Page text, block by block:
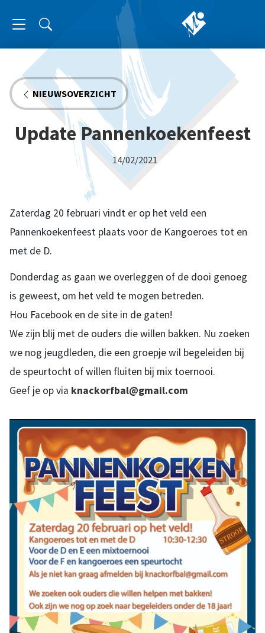
NIEUWSOVERZICHT
Update Pannenkoekenfeest
14/02/2021
Zaterdag 20 februari vindt er op het veld een
Pannenkoekenfeest plaats voor de Kangoeroes tot en
met de D.
Donderdag as gaan we overleggen of de dooi genoeg
is geweest, om het veld te mogen betreden.
Hou Facebook en de site in de gaten!
We zijn blij met de ouders die willen bakken. Nu zoeken
we nog jeugdleden, die een groepje wil begeleiden bij
de speurtocht of willen fluiten bij mix toernooi.
Geef je op via knackorfbal@gmail.com